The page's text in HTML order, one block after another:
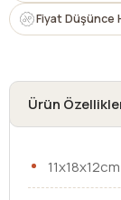
Fiyat Düşünce
Ürün
11x18x12cm